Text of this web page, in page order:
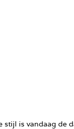
stijl is vandaag de